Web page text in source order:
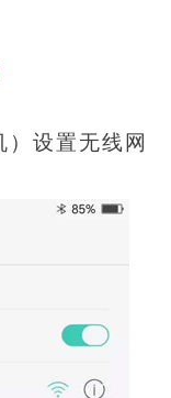
设置无线网